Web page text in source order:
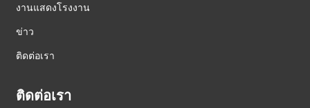
งานแสดงโรงงาน
ข่าว
ติดต่อเรา
ติดต่อเรา